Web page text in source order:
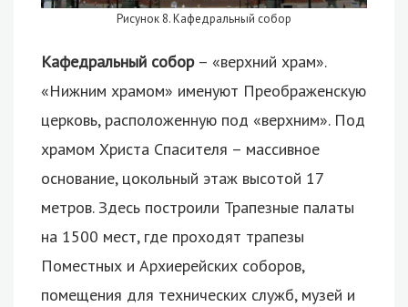
Рисунок 8. Кафедральный собор
Кафедральный собор– «верхний храм».
«Нижним храмом» именуют Преображенскую
церковь, расположенную под «верхним». Под
храмом Христа Спасителя – массивное
основание, цокольный этаж высотой 17
метров. Здесь построили Трапезные палаты
на 1500 мест, где проходят трапезы
Поместных и Архиерейских соборов,
помещения для технических служб, музей и